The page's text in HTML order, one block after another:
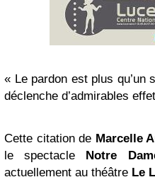
« Le pardon est plus qu’un
déclenche d’admirables
Cette citation de Marcelle
le spectacle Notre
actuellement au théâtre Le